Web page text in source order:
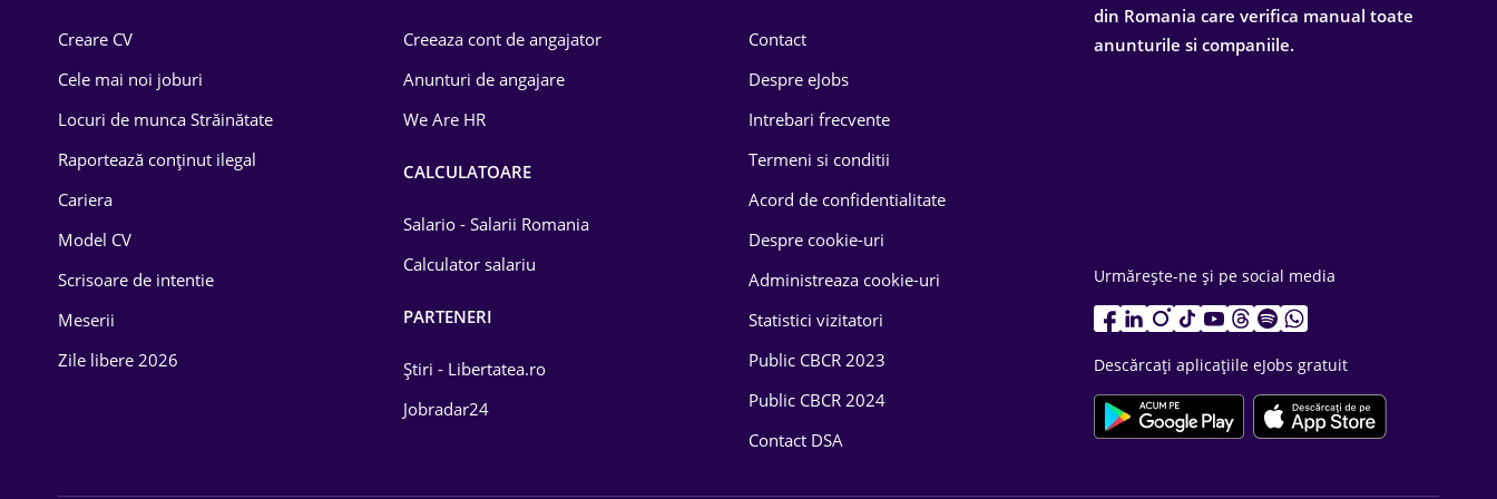
Drept
Educație / Training
Energetică
Farma
Creare CV
Cele mai noi joburi
Locuri de munca Străinătate
Raportează conținut ilegal
Cariera
Model CV
Scrisoare de intentie
Meserii
Zile libere 2026
Creeaza cont de angajator
Anunturi de angajare
We Are HR
CALCULATOARE
Salario - Salarii Romania
Calculator salariu
PARTENERI
Știri - Libertatea.ro
Jobradar24
Contact
Despre eJobs
Intrebari frecvente
Termeni si conditii
Acord de confidentialitate
Despre cookie-uri
Administreaza cookie-uri
Statistici vizitatori
Public CBCR 2023
Public CBCR 2024
Contact DSA
din Romania care verifica manual toate
anunturile si companiile.
Urmărește-ne și pe social media
Descărcați aplicațiile eJobs gratuit